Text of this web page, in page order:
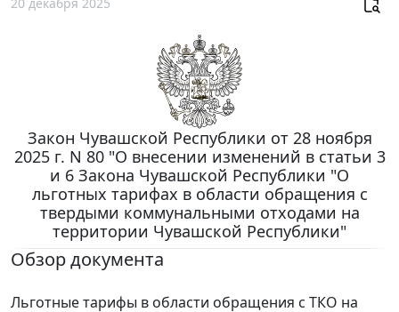
Закон Чувашской Республики от 28 ноября
2025 г. N 80 "О внесении изменений в статьи 3
и 6 Закона Чувашской Республики "О
льготных тарифах в области обращения с
твердыми коммунальными отходами на
территории Чувашской Республики"
Обзор документа
Льготные тарифы в области обращения с ТКО на